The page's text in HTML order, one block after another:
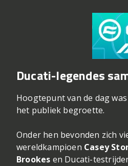
Ducati-legendes
Hoogtepunt van de dag
het publiek begroette.
Onder hen bevonden zich
wereldkampioen Casey
Brookes en Ducati-